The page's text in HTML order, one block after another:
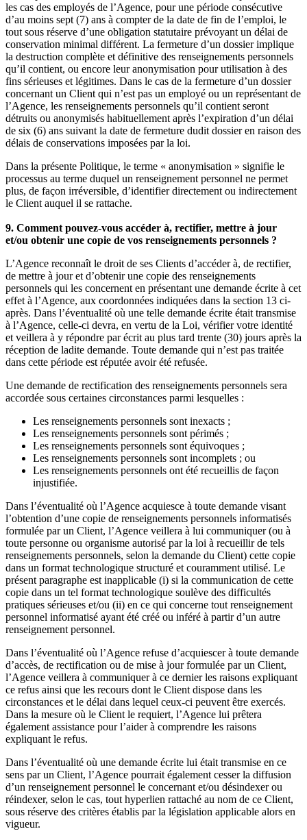
les cas des employés de l’Agence, pour une période consécutive
d’au moins sept (7) ans à compter de la date de fin de l’emploi, le
tout sous réserve d’une obligation statutaire prévoyant un délai de
conservation minimal différent. La fermeture d’un dossier implique
la destruction complète et définitive des renseignements personnels
qu’il contient, ou encore leur anonymisation pour utilisation à des
fins sérieuses et légitimes. Dans le cas de la fermeture d’un dossier
concernant un Client qui n’est pas un employé ou un représentant de
l’Agence, les renseignements personnels qu’il contient seront
détruits ou anonymisés habituellement après l’expiration d’un délai
de six (6) ans suivant la date de fermeture dudit dossier en raison des
délais de conservations imposées par la loi.
Dans la présente Politique, le terme « anonymisation » signifie le
processus au terme duquel un renseignement personnel ne permet
plus, de façon irréversible, d’identifier directement ou indirectement
le Client auquel il se rattache.
9. Comment pouvez-vous accéder à, rectifier, mettre à jour
et/ou obtenir une copie de vos renseignements personnels ?
L’Agence reconnaît le droit de ses Clients d’accéder à, de rectifier,
de mettre à jour et d’obtenir une copie des renseignements
personnels qui les concernent en présentant une demande écrite à cet
effet à l’Agence, aux coordonnées indiquées dans la section 13 ci-
après. Dans l’éventualité où une telle demande écrite était transmise
à l’Agence, celle-ci devra, en vertu de la Loi, vérifier votre identité
et veillera à y répondre par écrit au plus tard trente (30) jours après la
réception de ladite demande. Toute demande qui n’est pas traitée
dans cette période est réputée avoir été refusée.
Une demande de rectification des renseignements personnels sera
accordée sous certaines circonstances parmi lesquelles :
Les renseignements personnels sont inexacts ;
Les renseignements personnels sont périmés ;
Les renseignements personnels sont équivoques ;
Les renseignements personnels sont incomplets ; ou
Les renseignements personnels ont été recueillis de façon
injustifiée.
Dans l’éventualité où l’Agence acquiesce à toute demande visant
l’obtention d’une copie de renseignements personnels informatisés
formulée par un Client, l’Agence veillera à lui communiquer (ou à
toute personne ou organisme autorisé par la loi à recueillir de tels
renseignements personnels, selon la demande du Client) cette copie
dans un format technologique structuré et couramment utilisé. Le
présent paragraphe est inapplicable (i) si la communication de cette
copie dans un tel format technologique soulève des difficultés
pratiques sérieuses et/ou (ii) en ce qui concerne tout renseignement
personnel informatisé ayant été créé ou inféré à partir d’un autre
renseignement personnel.
Dans l’éventualité où l’Agence refuse d’acquiescer à toute demande
d’accès, de rectification ou de mise à jour formulée par un Client,
l’Agence veillera à communiquer à ce dernier les raisons expliquant
ce refus ainsi que les recours dont le Client dispose dans les
circonstances et le délai dans lequel ceux-ci peuvent être exercés.
Dans la mesure où le Client le requiert, l’Agence lui prêtera
également assistance pour l’aider à comprendre les raisons
expliquant le refus.
Dans l’éventualité où une demande écrite lui était transmise en ce
sens par un Client, l’Agence pourrait également cesser la diffusion
d’un renseignement personnel le concernant et/ou désindexer ou
réindexer, selon le cas, tout hyperlien rattaché au nom de ce Client,
sous réserve des critères établis par la législation applicable alors en
vigueur.